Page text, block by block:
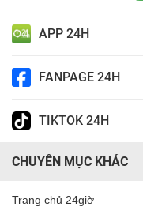
APP 24H
FANPAGE 24H
TIKTOK 24H
CHUYÊN MỤC KHÁC
Trang chủ 24giờ